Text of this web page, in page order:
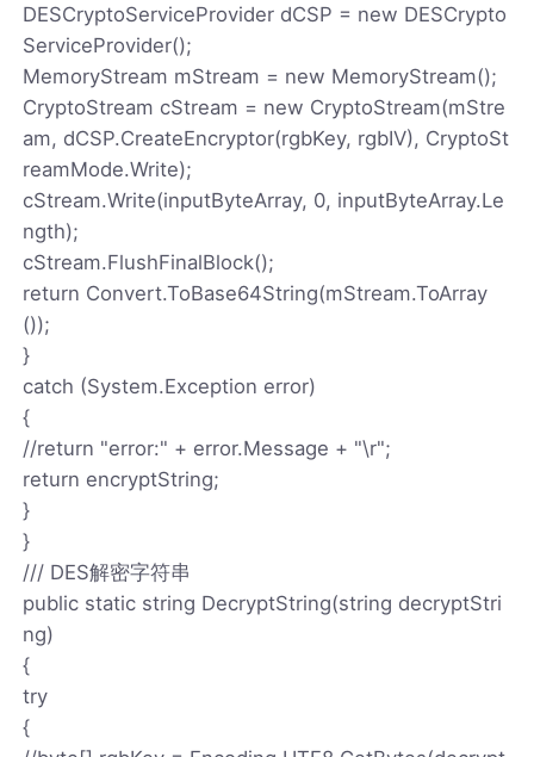
DESCryptoServiceProvider dCSP = new DESCrypto
ServiceProvider();
MemoryStream mStream = new MemoryStream();
CryptoStream cStream = new CryptoStream(mStre
am, dCSP.CreateEncryptor(rgbKey, rgbIV), CryptoSt
reamMode.Write);
cStream.Write(inputByteArray, 0, inputByteArray.Le
ngth);
cStream.FlushFinalBlock();
return Convert.ToBase64String(mStream.ToArray
());
}
catch (System.Exception error)
{
//return "error:" + error.Message + "\r";
return encryptString;
}
}
/// DES解密字符串
public static string DecryptString(string decryptStri
ng)
{
try
{